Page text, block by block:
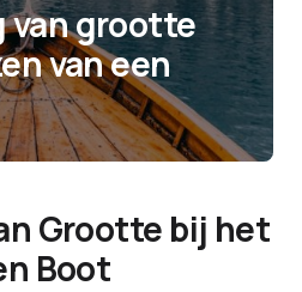
van grootte
van een
Grootte bij het
Boot